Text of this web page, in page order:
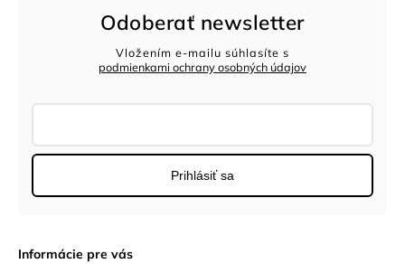
Informácie pre vás
Odoberať newsletter
Vložením e-mailu súhlasíte s
podmienkami ochrany osobných údajov
Prihlásiť sa